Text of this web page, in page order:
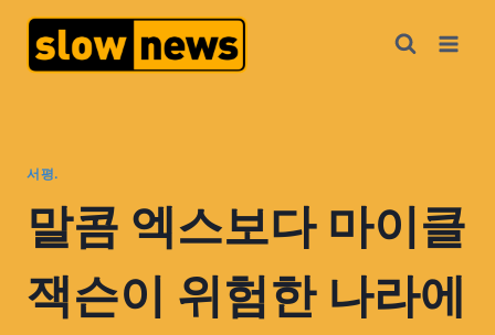
서평.
말콤 엑스보다 마이클
잭슨이 위험한 나라에